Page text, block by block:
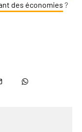
des économies ?